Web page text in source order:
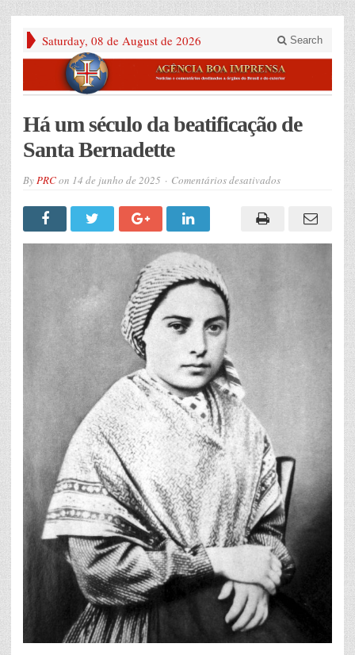
Saturday, 08 de August de 2026 Search
Há um século da beatificação de
Santa Bernadette
ByPRCon 14 de junho de 2025 Comentários desativadosem
século
de